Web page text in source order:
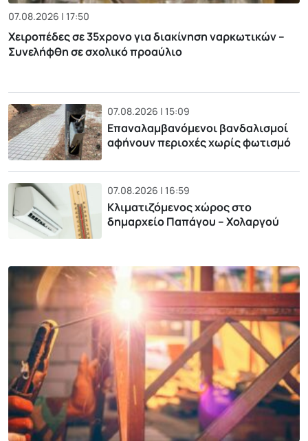
07.08.2026 | 17:50
Χειροπέδες σε 35χρονο για διακίνηση ναρκωτικών –
Συνελήφθη σε σχολικό προαύλιο
07.08.2026 | 15:09
Επαναλαμβανόμενοι βανδαλισμοί
αφήνουν περιοχές χωρίς φωτισμό
07.08.2026 | 16:59
Κλιματιζόμενος χώρος στο
δημαρχείο Παπάγου – Χολαργού